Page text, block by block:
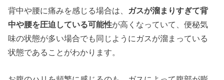
背中や腰に痛みを感じる場合は、 ガスが溜まりすぎて背
中や腰を圧迫している可能性が高くなっていて、便秘気
味の状態が多い場合でも同じようにガスが溜まっている
状態であることがわかります。